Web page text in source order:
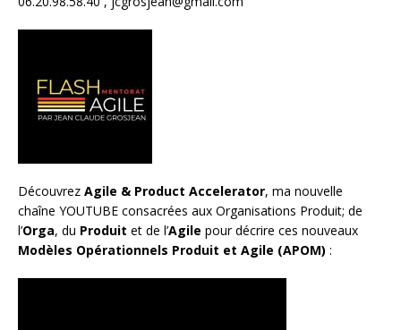
Découvrez Agile & Product Accelerator, ma nouvelle
chaîne YOUTUBE consacrées aux Organisations Produit; de
l’Orga, du Produit et de l’Agile pour décrire ces nouveaux
Modèles Opérationnels Produit et Agile (APOM) :